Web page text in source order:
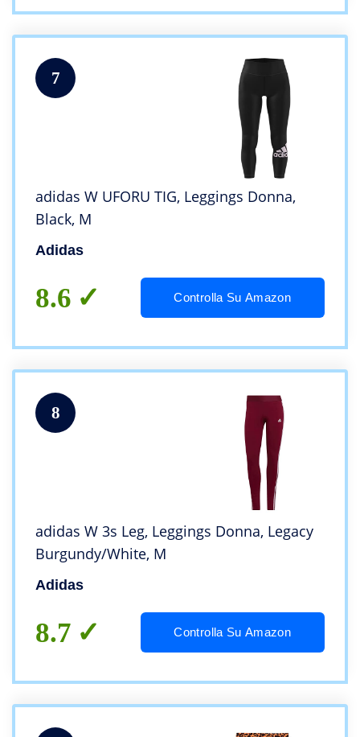
7
adidas W UFORU TIG, Leggings Donna,
Black, M
Adidas
8.6 Controlla Su Amazon
8
adidas W 3s Leg, Leggings Donna, Legacy
Burgundy/White, M
Adidas
8.7 Controlla Su Amazon